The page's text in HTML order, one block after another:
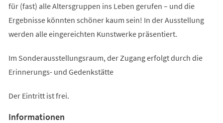
für (fast) alle Altersgruppen ins Leben gerufen – und die
Ergebnisse könnten schöner kaum sein! In der Ausstellung
werden alle eingereichten Kunstwerke präsentiert.
Im Sonderausstellungsraum, der Zugang erfolgt durch die
Erinnerungs- und Gedenkstätte
Der Eintritt ist frei.
Informationen